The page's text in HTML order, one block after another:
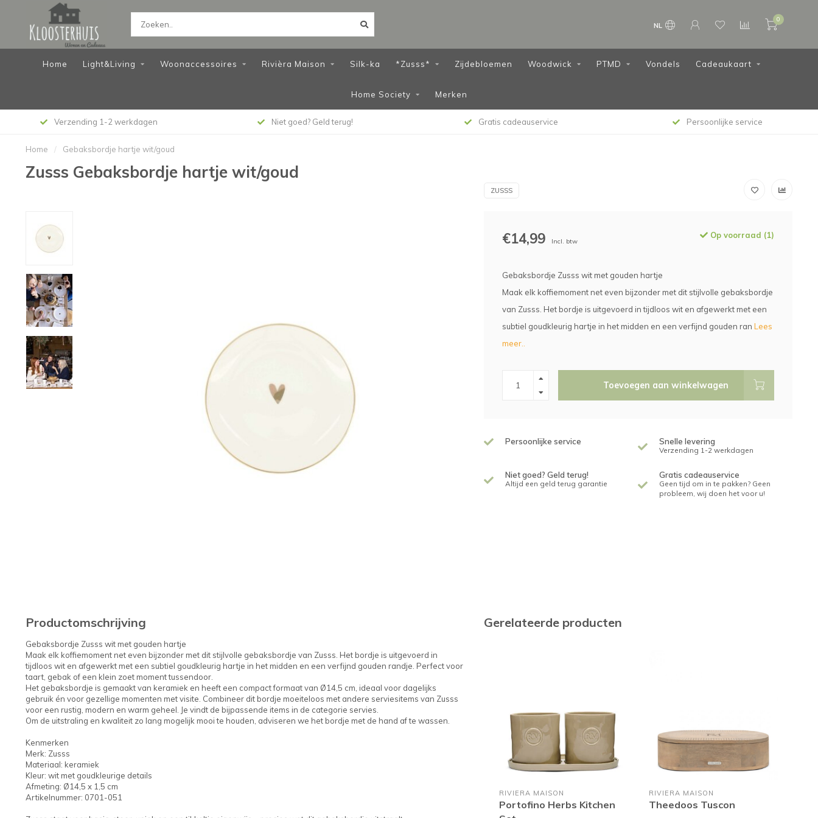
NL
0
Home Light&Living Woonaccessoires Rivièra Maison Silk-ka *Zusss* Zijdebloemen Woodwick PTMD Vondels Cadeaukaart
Home Society Merken
Verzending 1-2 werkdagen Niet goed? Geld terug! Gratis cadeauservice Persoonlijke service
Home / Gebaksbordje hartje wit/goud
Zusss Gebaksbordje hartje wit/goud
ZUSSS
€14,99 Incl. btw
Op voorraad (1)
Gebaksbordje Zusss wit met gouden hartje
Maak elk koffiemoment net even bijzonder met dit stijlvolle gebaksbordje
van Zusss. Het bordje is uitgevoerd in tijdloos wit en afgewerkt met een
subtiel goudkleurig hartje in het midden en een verfijnd gouden ran Lees
meer..
Toevoegen aan winkelwagen
Persoonlijke service Snelle levering
Verzending 1-2 werkdagen
Niet goed? Geld terug!
Altijd een geld terug garantie
Gratis cadeauservice
Geen tijd om in te pakken? Geen
probleem, wij doen het voor u!
Productomschrijving
Gebaksbordje Zusss wit met gouden hartje
Maak elk koffiemoment net even bijzonder met dit stijlvolle gebaksbordje van Zusss. Het bordje is uitgevoerd in
tijdloos wit en afgewerkt met een subtiel goudkleurig hartje in het midden en een verfijnd gouden randje. Perfect voor
taart, gebak of een klein zoet moment tussendoor.
Het gebaksbordje is gemaakt van keramiek en heeft een compact formaat van Ø14,5 cm, ideaal voor dagelijks
gebruik én voor gezellige momenten met visite. Combineer dit bordje moeiteloos met andere serviesitems van Zusss
voor een rustig, modern en warm geheel. Je vindt de bijpassende items in de categorie servies.
Om de uitstraling en kwaliteit zo lang mogelijk mooi te houden, adviseren we het bordje met de hand af te wassen.
Kenmerken
Merk: Zusss
Materiaal: keramiek
Kleur: wit met goudkleurige details
Afmeting: Ø14,5 x 1,5 cm
Artikelnummer: 0701-051
Gerelateerde producten
RIVIERA MAISON
Portofino Herbs Kitchen
RIVIERA MAISON
Theedoos Tuscon